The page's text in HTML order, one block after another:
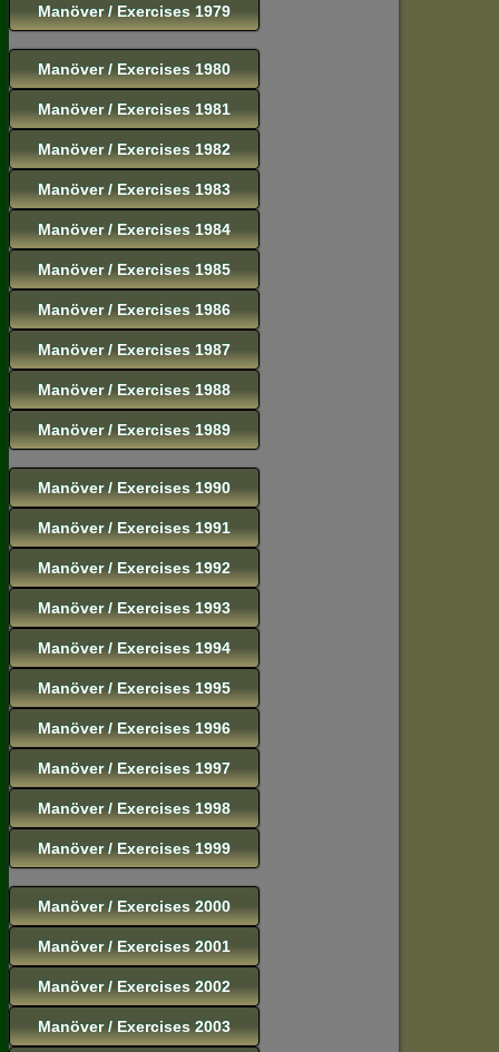
Manöver / Exercises 1979
Manöver / Exercises 1980
Manöver / Exercises 1981
Manöver / Exercises 1982
Manöver / Exercises 1983
Manöver / Exercises 1984
Manöver / Exercises 1985
Manöver / Exercises 1986
Manöver / Exercises 1987
Manöver / Exercises 1988
Manöver / Exercises 1989
Manöver / Exercises 1990
Manöver / Exercises 1991
Manöver / Exercises 1992
Manöver / Exercises 1993
Manöver / Exercises 1994
Manöver / Exercises 1995
Manöver / Exercises 1996
Manöver / Exercises 1997
Manöver / Exercises 1998
Manöver / Exercises 1999
Manöver / Exercises 2000
Manöver / Exercises 2001
Manöver / Exercises 2002
Manöver / Exercises 2003